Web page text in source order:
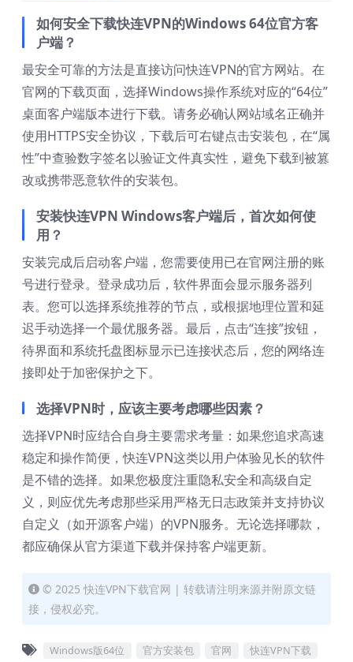
如何安全下载快连VPN的Windows 64位官方客
户端？
最安全可靠的方法是直接访问快连VPN的官方网站。在
官网的下载页面，选择Windows操作系统对应的“64位”
桌面客户端版本进行下载。请务必确认网站域名正确并
使用HTTPS安全协议，下载后可右键点击安装包，在“属
性”中查验数字签名以验证文件真实性，避免下载到被篡
改或携带恶意软件的安装包。
安装快连VPN Windows客户端后，首次如何使
用？
安装完成后启动客户端，您需要使用已在官网注册的账
号进行登录。登录成功后，软件界面会显示服务器列
表。您可以选择系统推荐的节点，或根据地理位置和延
迟手动选择一个最优服务器。最后，点击“连接”按钮，
待界面和系统托盘图标显示已连接状态后，您的网络连
接即处于加密保护之下。
选择VPN时，应该主要考虑哪些因素？
选择VPN时应结合自身主要需求考量：如果您追求高速
稳定和操作简便，快连VPN这类以用户体验见长的软件
是不错的选择。如果您极度注重隐私安全和高级自定
义，则应优先考虑那些采用严格无日志政策并支持协议
自定义（如开源客户端）的VPN服务。无论选择哪款，
都应确保从官方渠道下载并保持客户端更新。
© 2025 快连VPN下载官网 | 转载请注明来源并附原文链
接，侵权必究。
Windows版64位 官方安装包 官网
快连VPN下载